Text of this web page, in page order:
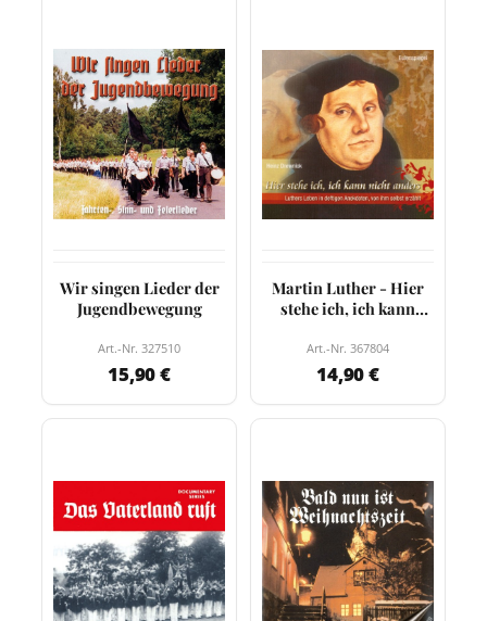
Wir singen Lieder der
Jugendbewegung
Art.-Nr. 327510
15,90 €
Martin Luther - Hier
stehe ich, ich kann
Art.-Nr. 367804
14,90 €